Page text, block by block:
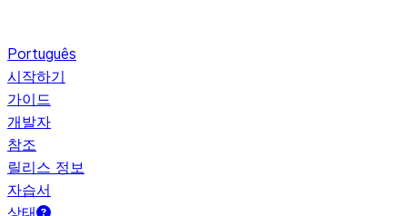
Português
시작하기
가이드
개발자
참조
릴리스 정보
자습서
상태